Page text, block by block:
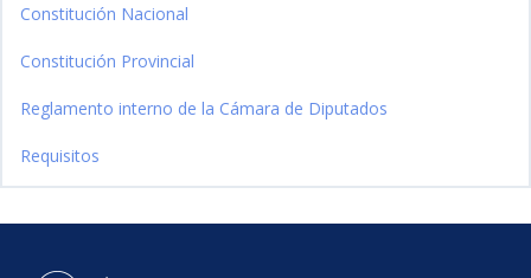
Constitución Nacional
Constitución Provincial
Reglamento interno de la Cámara de Diputados
Requisitos